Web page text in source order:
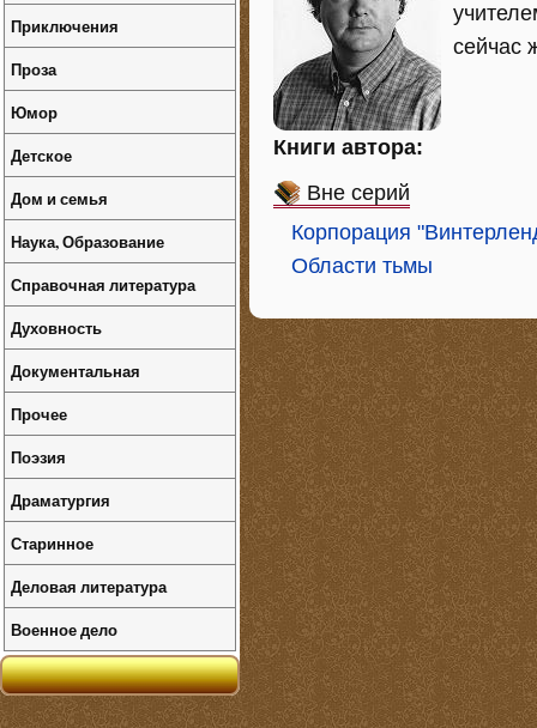
сейчас
Книги автора:
Вне серий
Корпорация
Области тьмы
Приключения
Проза
Юмор
Детское
Дом и семья
Наука, Образование
Справочная литература
Духовность
Документальная
Прочее
Поэзия
Драматургия
Старинное
Деловая литература
Военное дело